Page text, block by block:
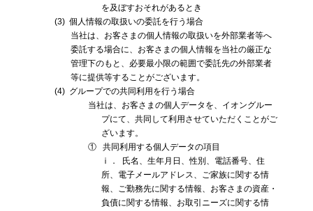
を及ぼすおそれがあるとき
(3) 個人情報の取扱いの委託を行う場合
当社は、お客さまの個人情報の取扱いを外部業者等へ
委託する場合に、お客さまの個人情報を当社の厳正な
管理下のもと、必要最小限の範囲で委託先の外部業者
等に提供等することがございます。
(4) グループでの共同利用を行う場合
当社は、お客さまの個人データを、イオングルー
プにて、共同して利用させていただくことがご
ざいます。
①
共同利用する個人データの項目
ⅰ．
氏名、生年月日、性別、電話番号、住
所、電子メールアドレス、ご家族に関する情
報、ご勤務先に関する情報、お客さまの資産・
負債に関する情報、お取引ニーズに関する情